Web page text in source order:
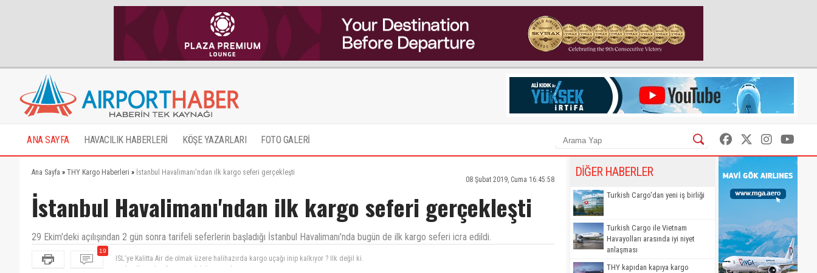
ANA SAYFA HAVACILIK HABERLERİ KÖŞE YAZARLARI FOTO GALERİ
Ana Sayfa » THY Kargo Haberleri » İstanbul Havalimanı'ndan ilk kargo seferi gerçekleşti
08 Şubat 2019, Cuma 16:45:58
İstanbul Havalimanı'ndan ilk kargo seferi gerçekleşti
29 Ekim'deki açılışından 2 gün sonra tarifeli seferlerin başladığı İstanbul Havalimanı'nda bugün de ilk kargo seferi icra edildi.
19
Turkcell nasil sefer icra edebilir? Nasil metin yaziyorsunuz?
DİĞER HABERLER
Turkish Cargo'dan yeni iş birliği
Turkish Cargo ile Vietnam
Havayolları arasında iyi niyet
anlaşması
THY kapıdan kapıya kargo